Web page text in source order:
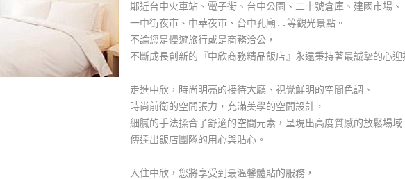
鄰近台中火車站、電子街、台中公園、二十號倉庫、建國市場、
一中街夜市、中華夜市、台中孔廟..等觀光景點。
不論您是慢遊旅行或是商務洽公，
不斷成長創新的『中欣商務精品飯店』永遠秉持著最誠摯的心迎
走進中欣，時尚明亮的接待大廳、視覺鮮明的空間色調、
時尚前衛的空間張力，充滿美學的空間設計，
細膩的手法揉合了舒適的空間元素，呈現出高度質感的放鬆場域
傳達出飯店團隊的用心與貼心。
入住中欣，您將享受到最溫馨體貼的服務，